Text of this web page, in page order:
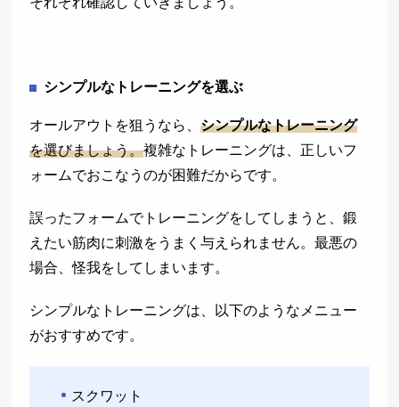
シンプルなトレーニングを選ぶ
オールアウトを狙うなら、シンプルなトレーニング
を選びましょう。複雑なトレーニングは、正しいフ
ォームでおこなうのが困難だからです。
誤ったフォームでトレーニングをしてしまうと、鍛
えたい筋肉に刺激をうまく与えられません。最悪の
場合、怪我をしてしまいます。
シンプルなトレーニングは、以下のようなメニュー
がおすすめです。
スクワット